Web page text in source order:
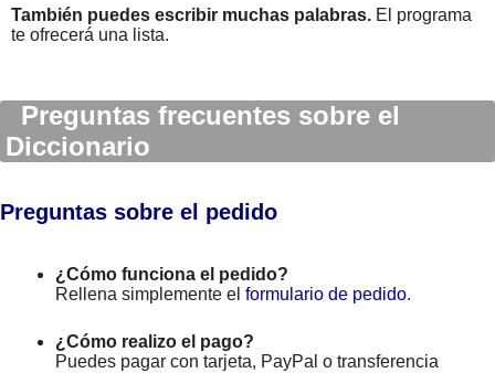
También puedes escribir muchas palabras. El programa
te ofrecerá una lista.
Preguntas frecuentes sobre el
Diccionario
Preguntas sobre el pedido
¿Cómo funciona el pedido?
Rellena simplemente el formulario de pedido.
¿Cómo realizo el pago?
Puedes pagar con tarjeta, PayPal o transferencia